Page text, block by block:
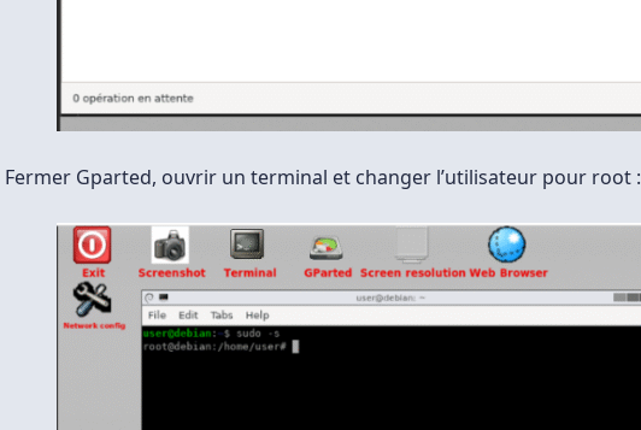
Fermer Gparted, ouvrir un terminal et changer l’utilisateur pour root :